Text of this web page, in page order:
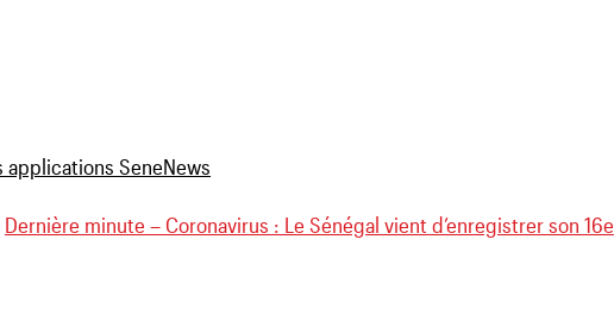
Dernière minute – Coronavirus : Le Sénégal vient d’enregistrer son 16e